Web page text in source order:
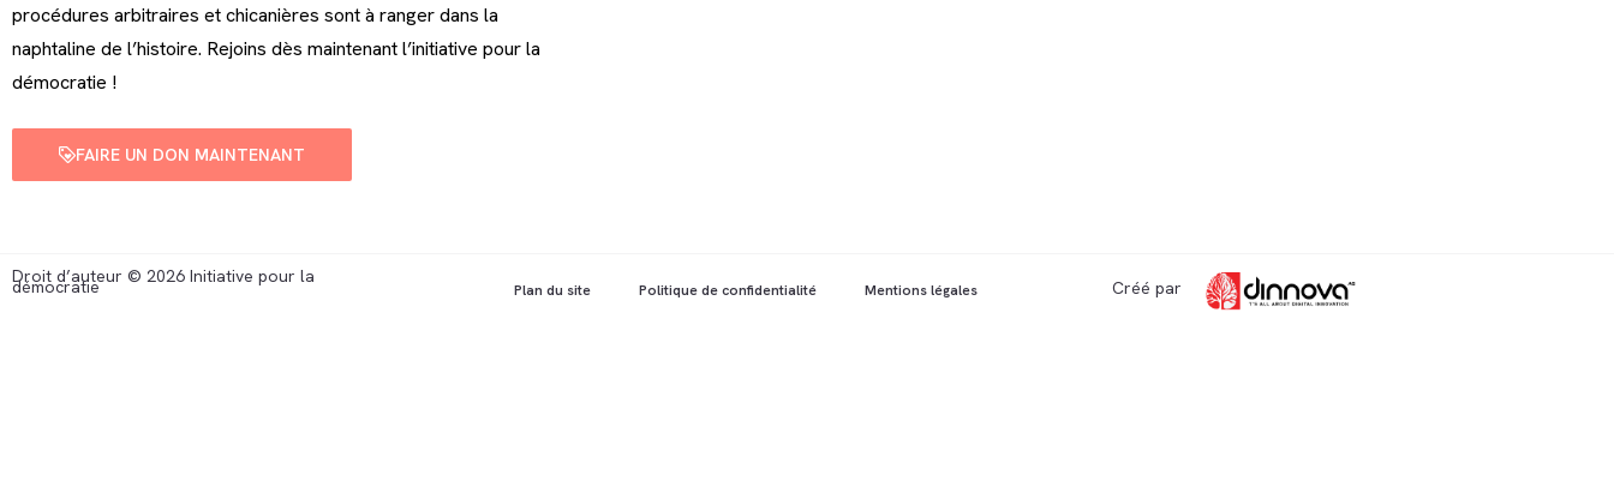
procédures arbitraires et chicanières sont à ranger dans la
naphtaline de l’histoire. Rejoins dès maintenant l’initiative pour la
démocratie !
FAIRE UN DON MAINTENANT
Droit d’auteur © 2026 Initiative pour la
démocratie Plan du site Politique de confidentialité Mentions légales Créé par